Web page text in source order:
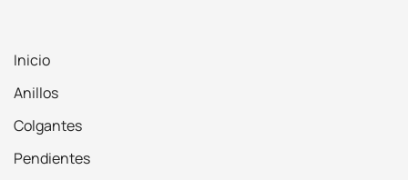
Inicio
Anillos
Colgantes
Pendientes